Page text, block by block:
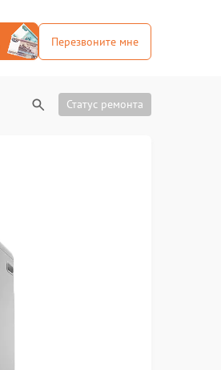
Перезвоните мне
Статус ремонта